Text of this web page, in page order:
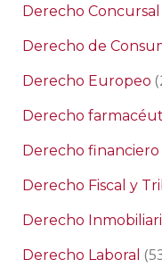
Derecho
Derecho de
Derecho Europeo
Derecho
Derecho
Derecho Fiscal y
Derecho
Derecho Laboral